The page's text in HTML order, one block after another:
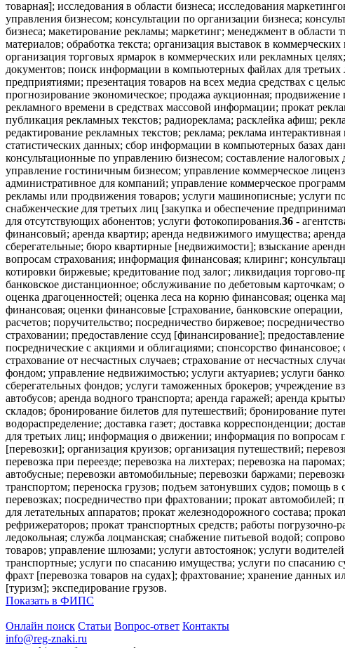
товарная]; исследования в области бизнеса; исследования
управления бизнесом; консультации по организации бизнеса;
бизнеса; макетирование рекламы; маркетинг; менеджмент в
материалов; обработка текста; организация выставок в
организация торговых ярмарок в коммерческих или рекламных
документов; поиск информации в компьютерных файлах для
предприятиями; презентация товаров на всех медиа средствах с
прогнозирование экономическое; продажа аукционная;
рекламного времени в средствах массовой информации; прокат
публикация рекламных текстов; радиореклама; расклейка афиш;
редактирование рекламных текстов; реклама; реклама
статистических данных; сбор информации в компьютерных базах
консультационные по управлению бизнесом; составление налоговых
управление гостиничным бизнесом; управление коммерческое
административное для компаний; управление коммерческое
рекламы или продвижения товаров; услуги машинописные; услуги
снабженческие для третьих лиц [закупка и обеспечение
для отсутствующих абонентов; услуги фотокопирования.36 -
финансовый; аренда квартир; аренда недвижимого имущества;
сберегательные; бюро квартирные [недвижимости]; взыскание
вопросам страхования; информация финансовая; клиринг;
котировки биржевые; кредитование под залог; ликвидация
банковское дистанционное; обслуживание по дебетовым
оценка драгоценностей; оценка леса на корню финансовая; оценка
финансовая; оценки финансовые [страхование, банковские
расчетов; поручительство; посредничество биржевое;
страховании; предоставление ссуд [финансирование];
посреднические с акциями и облигациями; спонсорство
страхование от несчастных случаев; страхование от несчастных
фондом; управление недвижимостью; услуги актуариев; услуги
сберегательных фондов; услуги таможенных брокеров; учреждение
автобусов; аренда водного транспорта; аренда гаражей; аренда
складов; бронирование билетов для путешествий; бронирование
водораспределение; доставка газет; доставка корреспонденции;
для третьих лиц; информация о движении; информация по вопросам
[перевозки]; организация круизов; организация путешествий;
перевозка при переезде; перевозка на лихтерах; перевозка на
автобусные; перевозки автомобильные; перевозки баржами;
транспортом; переноска грузов; подъем затонувших судов; помощь
перевозках; посредничество при фрахтовании; прокат
для летательных аппаратов; прокат железнодорожного состава;
рефрижераторов; прокат транспортных средств; работы погрузочно-
ледокольная; служба лоцманская; снабжение питьевой водой;
товаров; управление шлюзами; услуги автостоянок; услуги
транспортные; услуги по спасанию имущества; услуги по спасанию
фрахт [перевозка товаров на судах]; фрахтование; хранение данных
[туризм]; экспедирование грузов.
Показать в ФИПС
Онлайн поиск Статьи Вопрос-ответ Контакты
info@reg-znaki.ru